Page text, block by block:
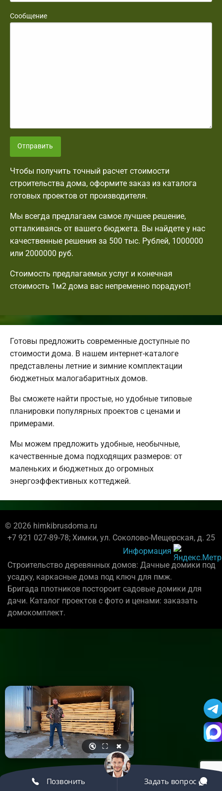
Сообщение
Отправить
Чтобы получить точный расчет стоимости
строительства дома, оформите заказ из каталога
готовых проектов от производителя.
Мы всегда предлагаем самое лучшее решение,
отталкиваясь от вашего бюджета. Вы найдете у нас
качественные решения за 500 тыс. Рублей, 1000000
или 2000000 руб.
Стоимость предлагаемых услуг и конечная
стоимость 1м2 дома вас непременно порадуют!
Готовы предложить современные доступные по
стоимости дома. В нашем интернет-каталоге
представлены летние и зимние комплектации
бюджетных малогабаритных домов.
Вы сможете найти простые, но удобные типовые
планировки популярных проектов с ценами и
примерами.
Мы можем предложить удобные, необычные,
качественные дома подходящих размеров: от
маленьких и бюджетных до огромных
энергоэффективных коттеджей.
© 2026 himkibrusdoma.ru
+7 921 027-89-78; Химки, ул. Соколово-Мещерская, д. 25
Информация
Строительство деревянных домов: Дачные домики под
усадку, каркасные дома под ключ для пмж.
Бригада плотников постороит садовые домики для
дачи. Каталог проектов с фото и ценами: заказать
домокомплект.
🔇 ⛶ ✖
Позвонить Задать вопрос